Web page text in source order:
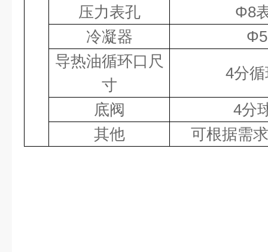
压力表孔
Φ8
冷凝器
导热油循环口尺
寸
4分
底阀
4分
其他
可根据需